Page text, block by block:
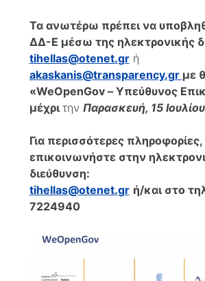
Τα ανωτέρω πρέπει να
ΔΔ-Ε μέσω της ηλεκτρονικής
tihellas@otenet.grή
akaskanis@transparency.gr με
«WeOpenGov– Υπεύθυνος
μέχρι την Παρασκευή, 15
Για περισσότερες πληροφορίες,
επικοινωνήστε στην
διεύθυνση:
tihellas@otenet.gr ή/και στο
7224940